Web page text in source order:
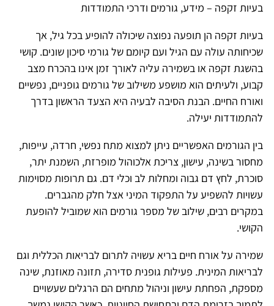
בעיות זקפה – מידע, גורמים ודרכי התמודדות
בעיות זקפה הן תופעה נפוצה שיכולה להופיע בכל גיל, אך
שכיחותה עולה עם הגיל ועם קיומם של גורמי סיכון שונים. קושי
בהשגת זקפה או בשמירה עליה לאורך זמן אינו בהכרח מצב
קבוע, ולעיתים הוא מושפע משילוב של גורמים גופניים, נפשיים
ואורח החיים. הבנת הסיבה לבעיה היא הצעד הראשון בדרך
להתמודדות יעילה.
בין הגורמים האפשריים ניתן למצוא מתח נפשי, חרדה, עייפות,
מחסור בשינה, עישון, צריכת אלכוהול מופרזת, השמנת יתר,
סוכרת, לחץ דם גבוה ומחלות לב וכלי דם. גם תרופות מסוימות
עשויות להשפיע על התפקוד המיני אצל חלק מהגברים.
במקרים רבים, שילוב של מספר גורמים הוא שמוביל להופעת
הקושי.
שמירה על אורח חיים בריא עשויה לתרום לבריאות הכללית וגם
לבריאות המינית. פעילות גופנית סדירה, תזונה מאוזנת, שינה
מספקת, הפחתת עישון וניהול מתחים הם הרגלים שעשויים